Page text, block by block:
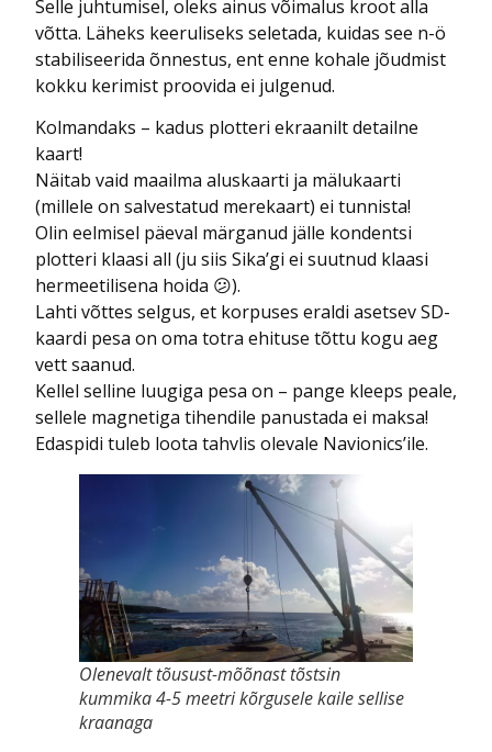
Selle juhtumisel, oleks ainus võimalus kroot alla
võtta. Läheks keeruliseks seletada, kuidas see n-ö
stabiliseerida õnnestus, ent enne kohale jõudmist
kokku kerimist proovida ei julgenud.
Kolmandaks – kadus plotteri ekraanilt detailne
kaart!
Näitab vaid maailma aluskaarti ja mälukaarti
(millele on salvestatud merekaart) ei tunnista!
Olin eelmisel päeval märganud jälle kondentsi
plotteri klaasi all (ju siis Sika’gi ei suutnud klaasi
hermeetilisena hoida 😕).
Lahti võttes selgus, et korpuses eraldi asetsev SD-
kaardi pesa on oma totra ehituse tõttu kogu aeg
vett saanud.
Kellel selline luugiga pesa on – pange kleeps peale,
sellele magnetiga tihendile panustada ei maksa!
Edaspidi tuleb loota tahvlis olevale Navionics’ile.
Olenevalt tõusust-mõõnast tõstsin
kummika 4-5 meetri kõrgusele kaile sellise
kraanaga